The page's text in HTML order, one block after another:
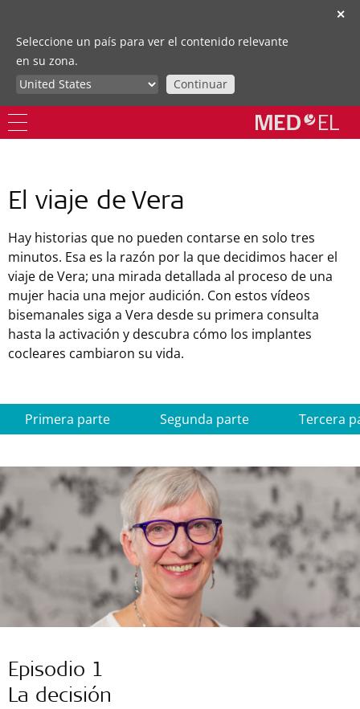
✕
Seleccione un país para ver el contenido relevante
en su zona.
Continuar
El viaje de Vera
Hay historias que no pueden contarse en solo tres
minutos. Esa es la razón por la que decidimos hacer el
viaje de Vera; una mirada detallada al proceso de una
mujer hacia una mejor audición. Con estos vídeos
bisemanales siga a Vera desde su primera consulta
hasta la activación y descubra cómo los implantes
cocleares cambiaron su vida.
Primera parte Segunda parte Tercera
Episodio 1
La decisión